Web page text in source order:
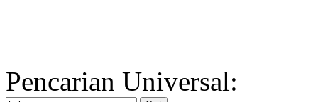
Pencarian Universal: